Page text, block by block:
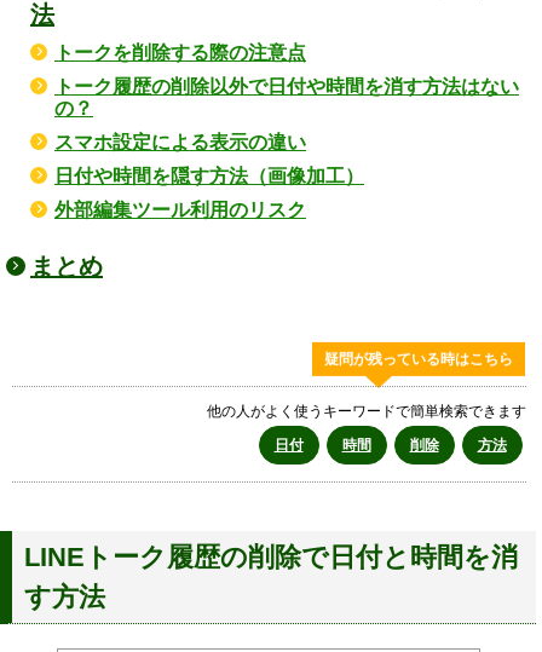
法
トークを削除する際の注意点
トーク履歴の削除以外で日付や時間を消す方法はない
の？
スマホ設定による表示の違い
日付や時間を隠す方法（画像加工）
外部編集ツール利用のリスク
まとめ
疑問が残っている時はこちら
他の人がよく使うキーワードで簡単検索できます
日付
時間 削除 方法
LINEトーク履歴の削除で日付と時間を消
す方法